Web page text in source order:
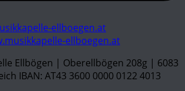
ellboegen.at
ellboegen.at
Ellbögen | Oberellbögen 208g | 6083
IBAN: AT43 3600 0000 0122 4013